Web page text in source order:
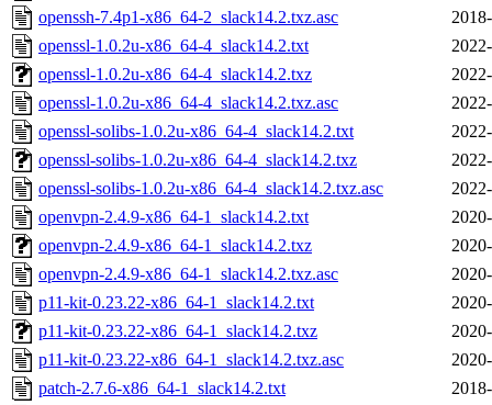
openssh-7.4p1-x86_64-2_slack14.2.txz.asc
openssl-1.0.2u-x86_64-4_slack14.2.txt
openssl-1.0.2u-x86_64-4_slack14.2.txz
openssl-1.0.2u-x86_64-4_slack14.2.txz.asc
openssl-solibs-1.0.2u-x86_64-4_slack14.2.txt
openssl-solibs-1.0.2u-x86_64-4_slack14.2.txz
openssl-solibs-1.0.2u-x86_64-4_slack14.2.txz.asc
openvpn-2.4.9-x86_64-1_slack14.2.txt
openvpn-2.4.9-x86_64-1_slack14.2.txz
openvpn-2.4.9-x86_64-1_slack14.2.txz.asc
p11-kit-0.23.22-x86_64-1_slack14.2.txt
p11-kit-0.23.22-x86_64-1_slack14.2.txz
p11-kit-0.23.22-x86_64-1_slack14.2.txz.asc
patch-2.7.6-x86_64-1_slack14.2.txt